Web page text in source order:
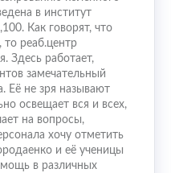
в институт
Как говорят, что
то реаб.центр
Здесь работает,
замечательный
Её не зря называют
освещает вся и всех,
на вопросы,
хочу отметить
и её ученицы
в различных